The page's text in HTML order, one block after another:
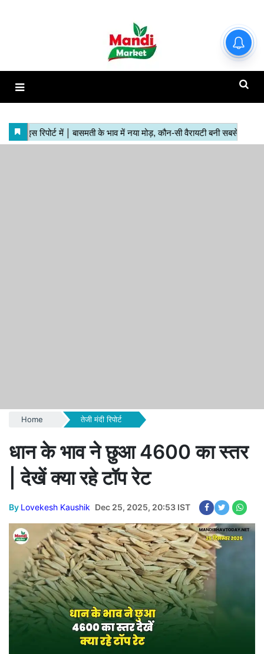
Home तेजी मंदी रिपोर्ट
धान के भाव ने छुआ 4600 का स्तर
| देखें क्या रहे टॉप रेट
By Lovekesh Kaushik Dec 25, 2025, 20:53 IST